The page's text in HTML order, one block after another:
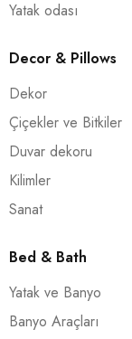
Yatak odası
Decor & Pillows
Dekor
Çiçekler ve Bitkiler
Duvar dekoru
Kilimler
Sanat
Bed & Bath
Yatak ve Banyo
Banyo Araçları